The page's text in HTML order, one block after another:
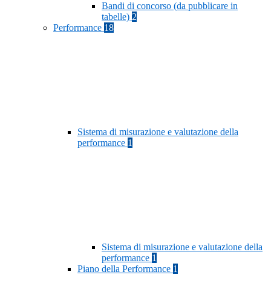
Bandi di concorso (da pubblicare in
tabelle) 2
Performance 18
Sistema di misurazione e valutazione della
performance 1
Sistema di misurazione e valutazione della
performance 1
Piano della Performance 1